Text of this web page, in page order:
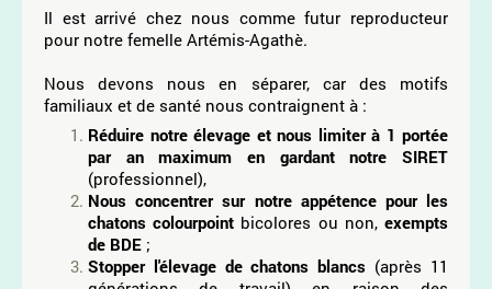
Il est arrivé chez nous comme futur reproducteur
pour notre femelle Artémis-Agathè.
Nous devons nous en séparer, car des motifs
familiaux et de santé nous contraignent à :
Réduire notre élevage et nous limiter à 1 portée
par an maximum en gardant notre SIRET
(professionnel),
Nous concentrer sur notre appétence pour les
chatons colourpoint bicolores ou non, exempts
de BDE ;
Stopper l'élevage de chatons blancs (après 11